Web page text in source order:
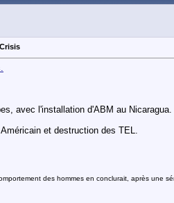
avec l'installation d'ABM au Nicaragua.
et destruction des TEL.
des hommes en conclurait, après une